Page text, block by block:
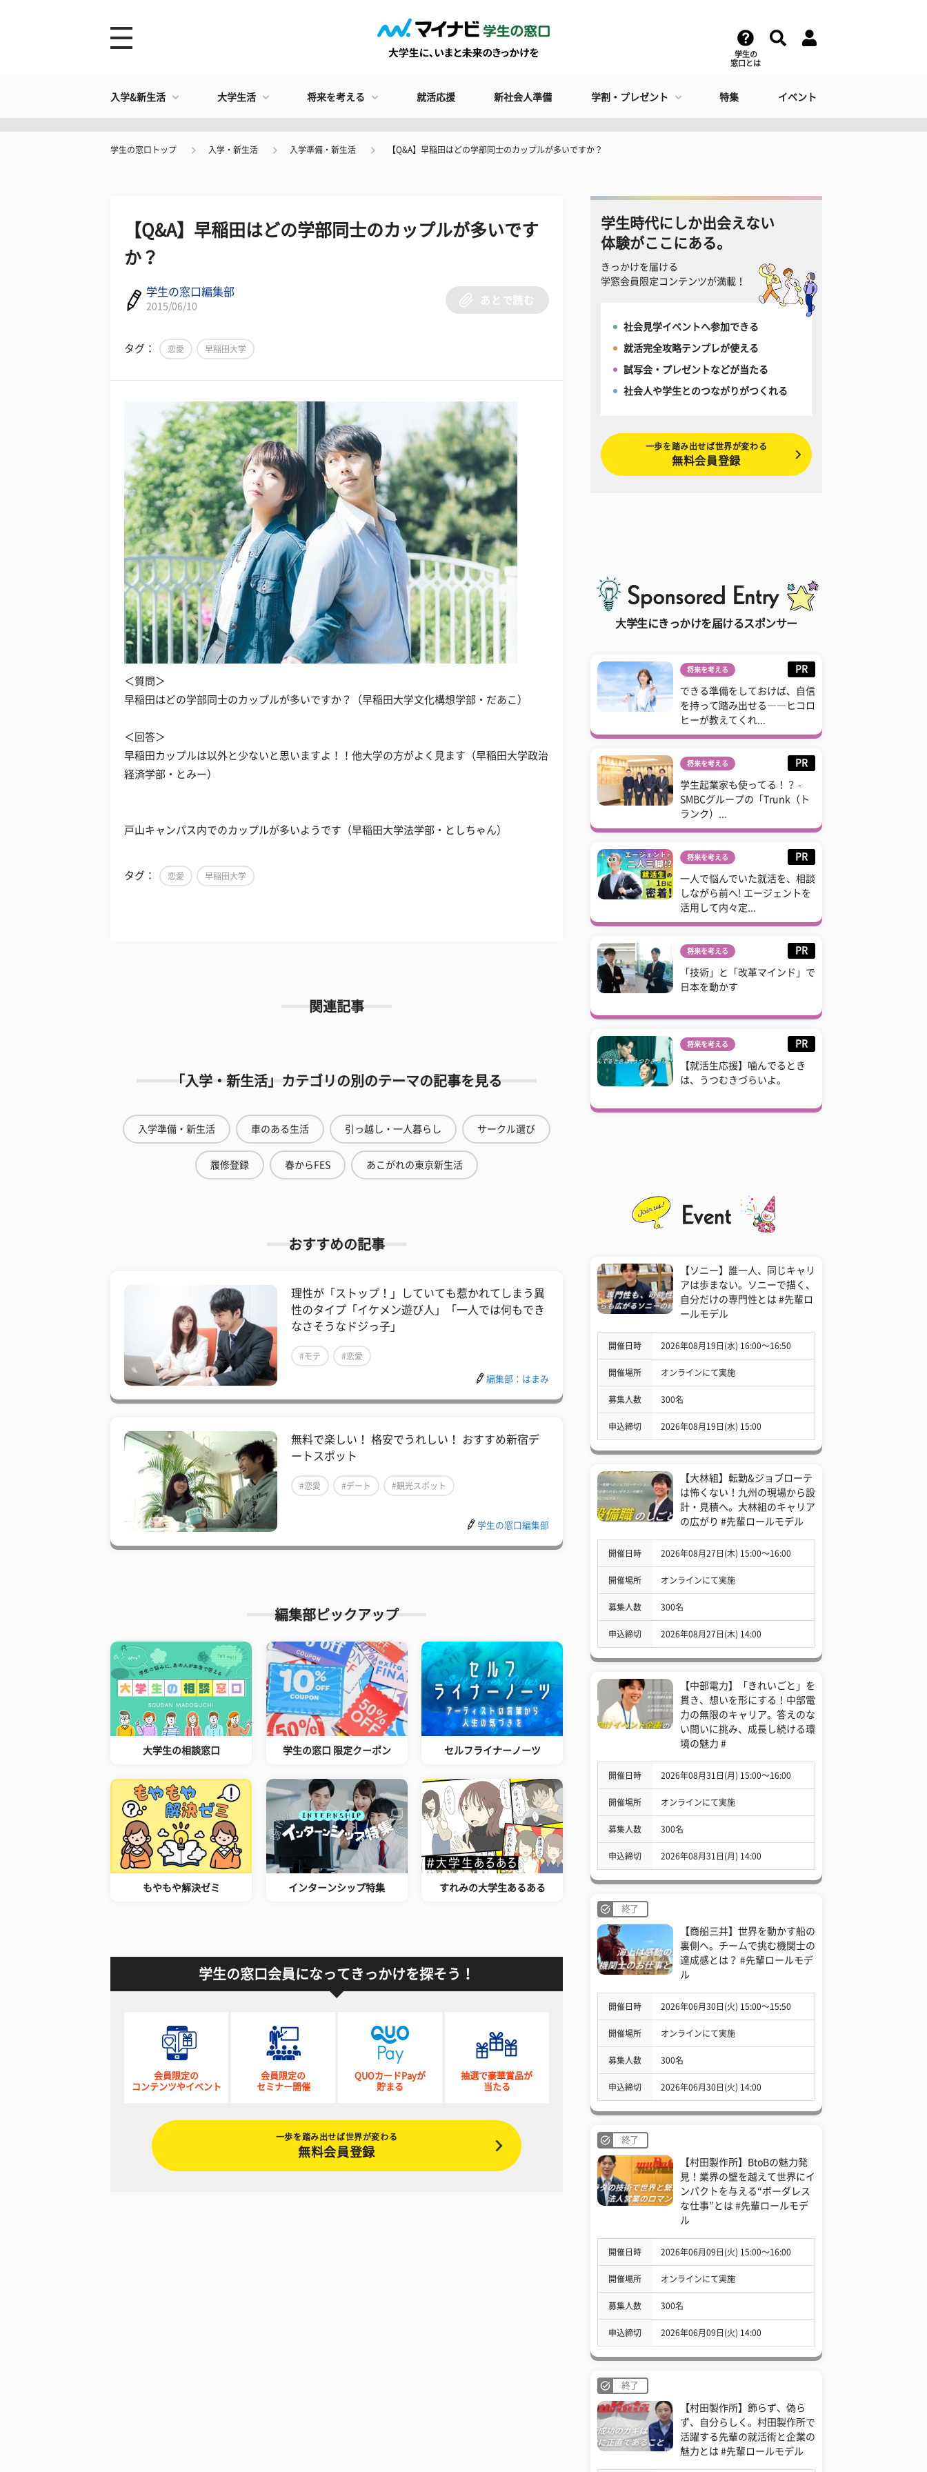
学生の
窓口とは
入学&新生活 大学生活 将来を考える 就活応援 新社会人準備 学割・プレゼント 特集 イベント
学生の窓口トップ 入学・新生活 入学準備・新生活 【Q&A】早稲田はどの学部同士のカップルが多いですか？
【Q&A】早稲田はどの学部同士のカップルが多いです
か？
学生の窓口編集部
2015/06/10
あとで読む
タグ： 恋愛 早稲田大学
＜質問＞
早稲田はどの学部同士のカップルが多いですか？（早稲田大学文化構想学部・だあこ）
＜回答＞
早稲田カップルは以外と少ないと思いますよ！！他大学の方がよく見ます（早稲田大学政治
経済学部・とみー）
戸山キャンパス内でのカップルが多いようです（早稲田大学法学部・としちゃん）
タグ： 恋愛 早稲田大学
関連記事
「入学・新生活」カテゴリの別のテーマの記事を見る
入学準備・新生活 車のある生活 引っ越し・一人暮らし サークル選び
履修登録 春からFES あこがれの東京新生活
おすすめの記事
理性が「ストップ！」していても惹かれてしまう異
性のタイプ「イケメン遊び人」「一人では何もでき
なさそうなドジっ子」
#モテ #恋愛
編集部：はまみ
無料で楽しい！ 格安でうれしい！ おすすめ新宿デ
ートスポット
#恋愛 #デート #観光スポット
学生の窓口編集部
編集部ピックアップ
大学生の相談窓口 学生の窓口 限定クーポン セルフライナーノーツ
もやもや解決ゼミ インターンシップ特集 すれみの大学生あるある
学生の窓口会員になってきっかけを探そう！
会員限定の
コンテンツやイベント
会員限定の
セミナー開催
QUOカードPayが
貯まる
抽選で豪華賞品が
当たる
一歩を踏み出せば世界が変わる
無料会員登録
学生時代にしか出会えない
体験がここにある。
きっかけを届ける
学窓会員限定コンテンツが満載！
社会見学イベントへ参加できる
就活完全攻略テンプレが使える
試写会・プレゼントなどが当たる
社会人や学生とのつながりがつくれる
一歩を踏み出せば世界が変わる
無料会員登録
大学生にきっかけを届けるスポンサー
将来を考える PR
できる準備をしておけば、自信
を持って踏み出せる――ヒコロ
ヒーが教えてくれ...
将来を考える PR
学生起業家も使ってる！？ -
SMBCグループの「Trunk（ト
ランク）...
将来を考える PR
一人で悩んでいた就活を、相談
しながら前へ! エージェントを
活用して内々定...
将来を考える PR
「技術」と「改革マインド」で
日本を動かす
将来を考える PR
【就活生応援】噛んでるとき
は、うつむきづらいよ。
【ソニー】誰一人、同じキャリ
アは歩まない。ソニーで描く、
自分だけの専門性とは #先輩ロ
ールモデル
開催日時 2026年08月19日(水) 16:00〜16:50
開催場所 オンラインにて実施
募集人数 300名
申込締切 2026年08月19日(水) 15:00
【大林組】転勤&ジョブローテ
は怖くない！九州の現場から設
計・見積へ。大林組のキャリア
の広がり #先輩ロールモデル
開催日時 2026年08月27日(木) 15:00〜16:00
開催場所 オンラインにて実施
募集人数 300名
申込締切 2026年08月27日(木) 14:00
【中部電力】「きれいごと」を
貫き、想いを形にする！中部電
力の無限のキャリア。答えのな
い問いに挑み、成長し続ける環
境の魅力 #
開催日時 2026年08月31日(月) 15:00〜16:00
開催場所 オンラインにて実施
募集人数 300名
申込締切 2026年08月31日(月) 14:00
終了
【商船三井】世界を動かす船の
裏側へ。チームで挑む機関士の
達成感とは？ #先輩ロールモデ
ル
開催日時 2026年06月30日(火) 15:00〜15:50
開催場所 オンラインにて実施
募集人数 300名
申込締切 2026年06月30日(火) 14:00
終了
【村田製作所】BtoBの魅力発
見！業界の壁を越えて世界にイ
ンパクトを与える“ボーダレス
な仕事”とは #先輩ロールモデ
ル
開催日時 2026年06月09日(火) 15:00〜16:00
開催場所 オンラインにて実施
募集人数 300名
申込締切 2026年06月09日(火) 14:00
終了
【村田製作所】飾らず、偽ら
ず、自分らしく。村田製作所で
活躍する先輩の就活術と企業の
魅力とは #先輩ロールモデル